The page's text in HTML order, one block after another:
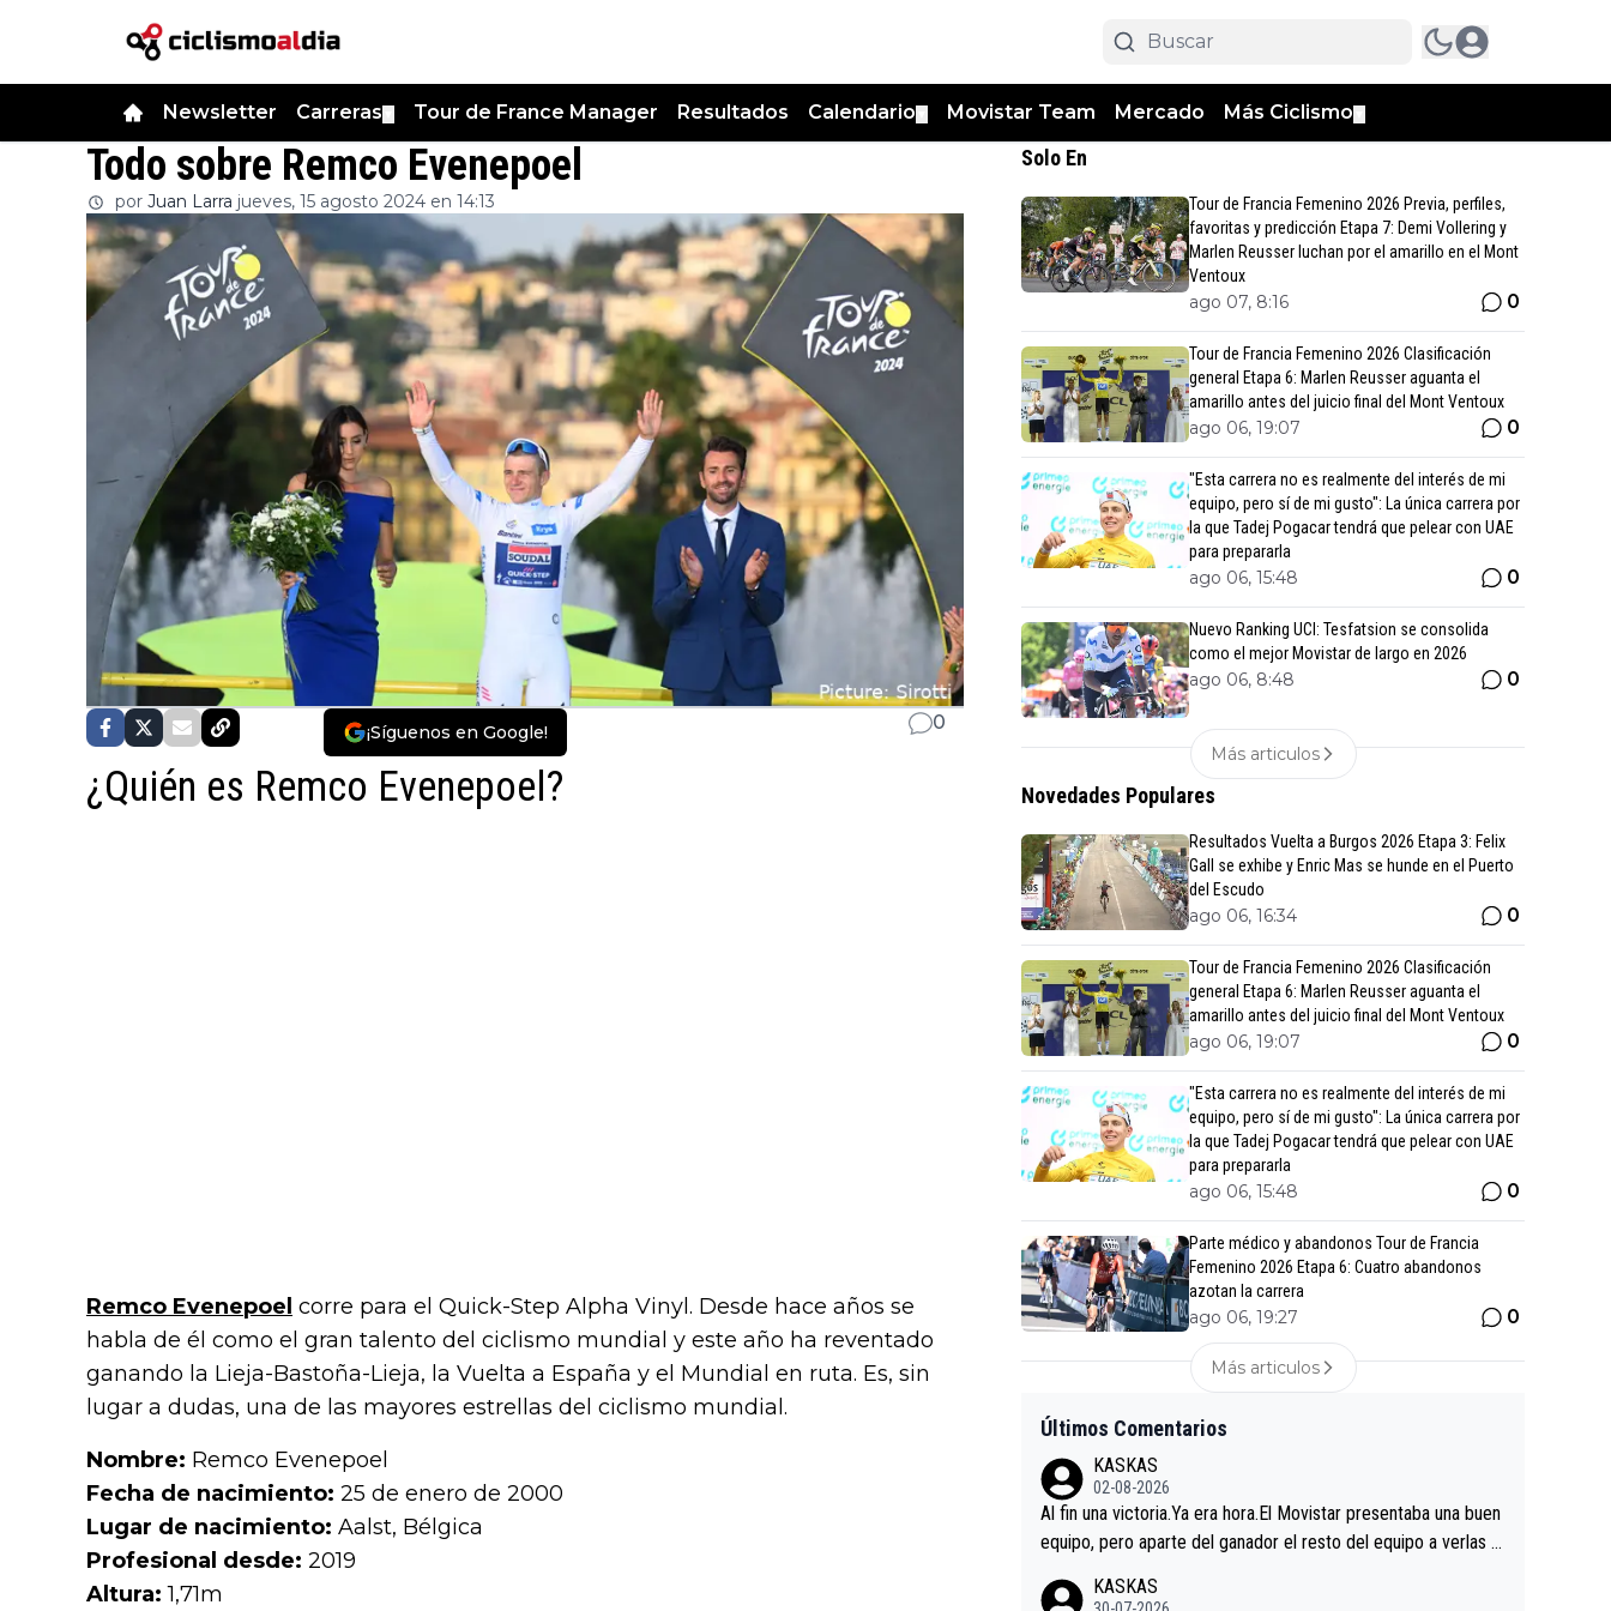
Newsletter Carreras Tour de France Manager Resultados Calendario Movistar Team Mercado Más Ciclismo
Todo sobre Remco Evenepoel
por Juan Larra jueves, 15 agosto 2024 en 14:13
¡Síguenos en Google! 0
¿Quién es Remco Evenepoel?
Remco Evenepoel corre para el Quick-Step Alpha Vinyl. Desde hace años se
habla de él como el gran talento del ciclismo mundial y este año ha reventado
ganando la Lieja-Bastoña-Lieja, la Vuelta a España y el Mundial en ruta. Es, sin
lugar a dudas, una de las mayores estrellas del ciclismo mundial.
Nombre: Remco Evenepoel
Fecha de nacimiento: 25 de enero de 2000
Lugar de nacimiento: Aalst, Bélgica
Profesional desde: 2019
Altura:1,71m
Solo En
Tour de Francia Femenino 2026 Previa, perfiles,
favoritas y predicción Etapa 7: Demi Vollering y
Marlen Reusser luchan por el amarillo en el Mont
Ventoux
ago 07, 8:16 0
Tour de Francia Femenino 2026 Clasificación
general Etapa 6: Marlen Reusser aguanta el
amarillo antes del juicio final del Mont Ventoux
ago 06, 19:07 0
"Esta carrera no es realmente del interés de mi
equipo, pero sí de mi gusto": La única carrera por
la que Tadej Pogacar tendrá que pelear con UAE
para prepararla
ago 06, 15:48 0
Nuevo Ranking UCI: Tesfatsion se consolida
como el mejor Movistar de largo en 2026
ago 06, 8:48 0
Más articulos
Novedades Populares
Resultados Vuelta a Burgos 2026 Etapa 3: Felix
Gall se exhibe y Enric Mas se hunde en el Puerto
del Escudo
ago 06, 16:34 0
Tour de Francia Femenino 2026 Clasificación
general Etapa 6: Marlen Reusser aguanta el
amarillo antes del juicio final del Mont Ventoux
ago 06, 19:07 0
"Esta carrera no es realmente del interés de mi
equipo, pero sí de mi gusto": La única carrera por
la que Tadej Pogacar tendrá que pelear con UAE
para prepararla
ago 06, 15:48 0
Parte médico y abandonos Tour de Francia
Femenino 2026 Etapa 6: Cuatro abandonos
azotan la carrera
ago 06, 19:27 0
Más articulos
Últimos Comentarios
KASKAS
02-08-2026
Al fin una victoria.Ya era hora.El Movistar presentaba una buen
equipo, pero aparte del ganador el resto del equipo a verlas v
es.La única buena noticia es la mejoría de Enric Más en San S
KASKAS